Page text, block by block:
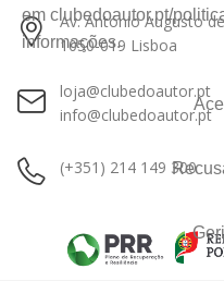
Av. António Augusto
1050-019 Lisboa
loja@clubedoautor.pt
info@clubedoautor.pt
(+351) 214 149 300
em clubedoautor.pt/
informações.